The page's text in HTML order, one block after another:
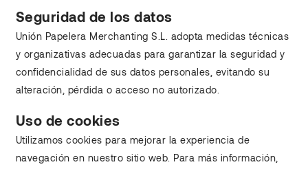
Seguridad de los datos
Unión Papelera Merchanting S.L. adopta medidas técnicas
y organizativas adecuadas para garantizar la seguridad y
confidencialidad de sus datos personales, evitando su
alteración, pérdida o acceso no autorizado.
Uso de cookies
Utilizamos cookies para mejorar la experiencia de
navegación en nuestro sitio web. Para más información,